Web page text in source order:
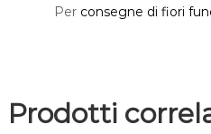
Per consegne di fiori
Prodotti